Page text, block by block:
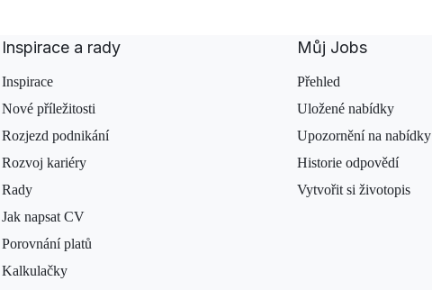
Inspirace a rady
Inspirace
Nové příležitosti
Rozjezd podnikání
Rozvoj kariéry
Rady
Jak napsat CV
Porovnání platů
Kalkulačky
Můj Jobs
Přehled
Uložené nabídky
Upozornění na nabídky
Historie odpovědí
Vytvořit si životopis